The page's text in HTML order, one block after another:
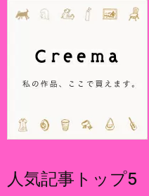
人気記事トップ5